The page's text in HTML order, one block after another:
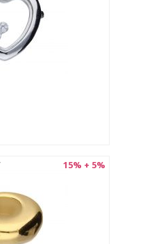
15% + 5%